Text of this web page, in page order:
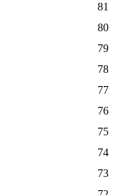
81
80
79
78
77
76
75
74
73